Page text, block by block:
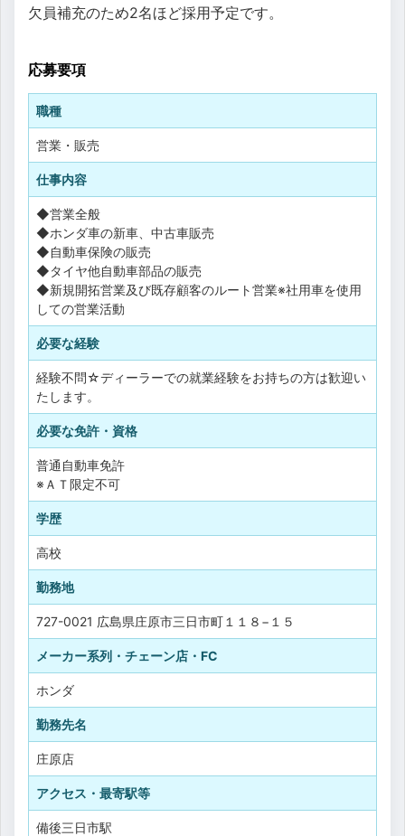
欠員補充のため2名ほど採用予定です。
応募要項
職種
営業・販売
仕事内容
◆営業全般
◆ホンダ車の新車、中古車販売
◆自動車保険の販売
◆タイヤ他自動車部品の販売
◆新規開拓営業及び既存顧客のルート営業※社用車を使用
しての営業活動
必要な経験
経験不問☆ディーラーでの就業経験をお持ちの方は歓迎い
たします。
必要な免許・資格
普通自動車免許
※ＡＴ限定不可
学歴
高校
勤務地
727-0021 広島県庄原市三日市町１１８−１５
メーカー系列・チェーン店・FC
ホンダ
勤務先名
庄原店
アクセス・最寄駅等
備後三日市駅